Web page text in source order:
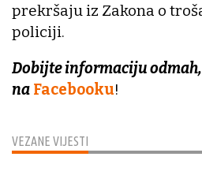
VEZANE VIJESTI
prekršaju iz Zakona o
policiji.
Dobijte informaciju
na Facebooku!